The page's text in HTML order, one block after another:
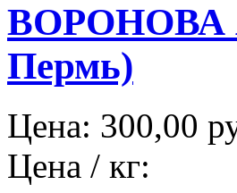
ВОРОНОВА
Пермь)
Цена: 300,00
Цена / кг: